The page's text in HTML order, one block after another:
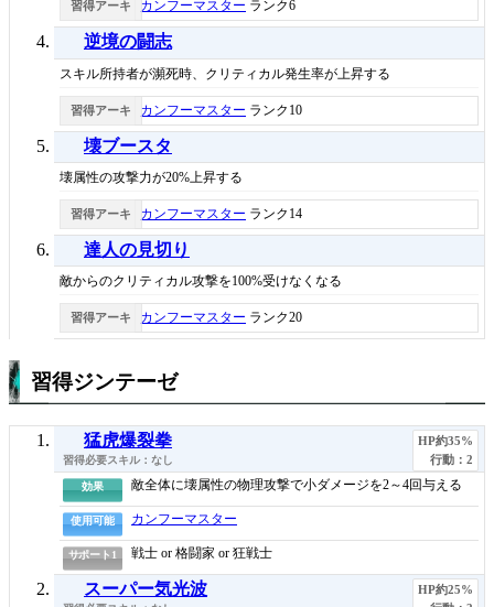
習得アーキ カンフーマスター ランク6
逆境の闘志
スキル所持者が瀕死時、クリティカル発生率が上昇する
習得アーキ カンフーマスター ランク10
壊ブースタ
壊属性の攻撃力が20%上昇する
習得アーキ カンフーマスター ランク14
達人の見切り
敵からのクリティカル攻撃を100%受けなくなる
習得アーキ カンフーマスター ランク20
習得ジンテーゼ
猛虎爆裂拳
HP約35%
行動：2
なし
効果 敵全体に壊属性の物理攻撃で小ダメージを2～4回与える
使用可能 カンフーマスター
サポート1 戦士 or 格闘家 or 狂戦士
スーパー気光波
HP約25%